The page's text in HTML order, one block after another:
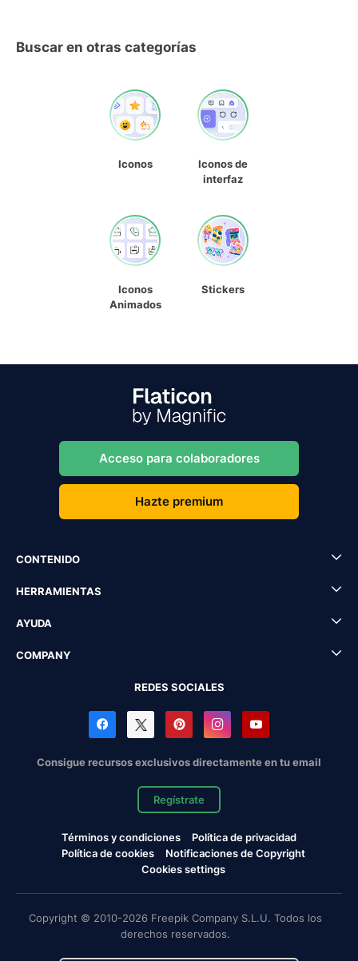
Buscar en otras categorías
Iconos
Iconos de
interfaz
Iconos
Animados
Stickers
Acceso para colaboradores
Hazte premium
CONTENIDO
HERRAMIENTAS
AYUDA
COMPANY
REDES SOCIALES
Consigue recursos exclusivos directamente en tu email
Regístrate
Términos y condiciones
Política de privacidad
Política de cookies
Notificaciones de Copyright
Cookies settings
Copyright © 2010-2026 Freepik Company S.L.U. Todos los
derechos reservados.